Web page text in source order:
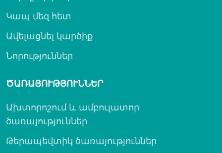
Կապ մեզ հետ
Ավելացնել կարծիք
Նորություններ
ԾԱՌԱՅՈՒԹՅՈՒՆՆԵՐ
Ախտորոշում և ամբուլատոր
ծառայություններ
Թերապեվտիկ ծառայություններ